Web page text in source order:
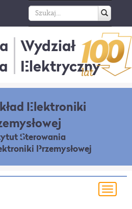
Wydział
Elektryczny
Elektroniki
Sterowania
Przemysłowej